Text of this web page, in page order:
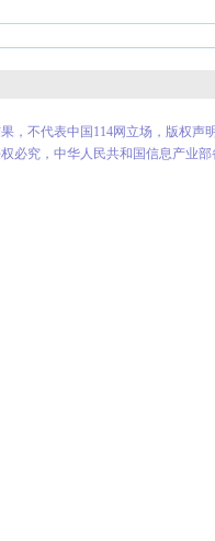
，不代表中国114网立场，版权声
必究，中华人民共和国信息产业部